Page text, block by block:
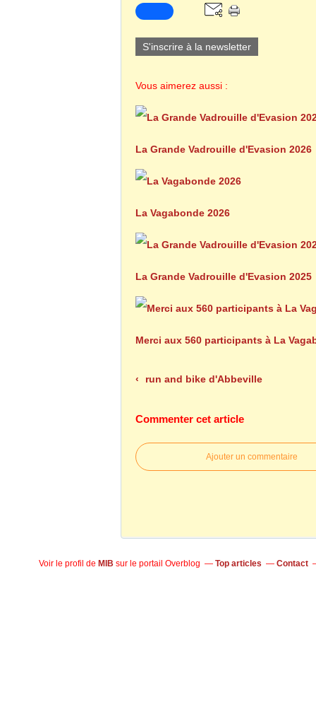
S'inscrire à la newsletter
Vous aimerez aussi :
La Grande Vadrouille d'Evasion 2026
La Vagabonde 2026
La Grande Vadrouille d'Evasion 2025
Merci aux 560 participants à La
run and bike d'Abbeville
Commenter cet article
Ajouter un commentaire
Voir le profil de MIB sur le portail Overblog Top articles Contact